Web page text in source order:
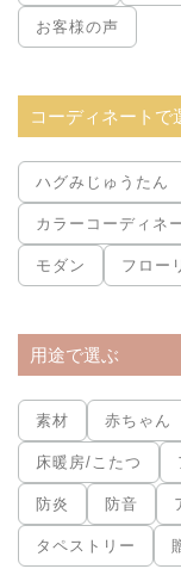
お客様の声
コーディネートで
ハグみじゅうたん
カラーコーディネ
モダン フロー
用途で選ぶ
素材 赤ちゃん
床暖房/こたつ
防炎 防音
タペストリー